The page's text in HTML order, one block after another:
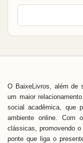
O BaixeLivros, além de
um maior
social acadêmica, que
ambiente online. Com
clássicas, promovendo
ponte que liga o